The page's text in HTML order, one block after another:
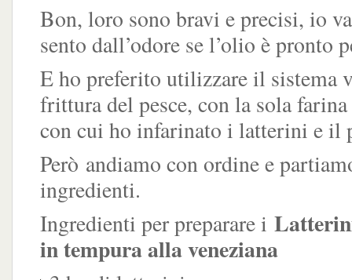
Bon, loro sono bravi e precisi, io
sento dall’odore se l’olio è pronto
E ho preferito utilizzare il sistema
frittura del pesce, con la sola
con cui ho infarinato i latterini e il
Però andiamo con ordine e
ingredienti.
Ingredienti per preparare i
in tempura alla veneziana